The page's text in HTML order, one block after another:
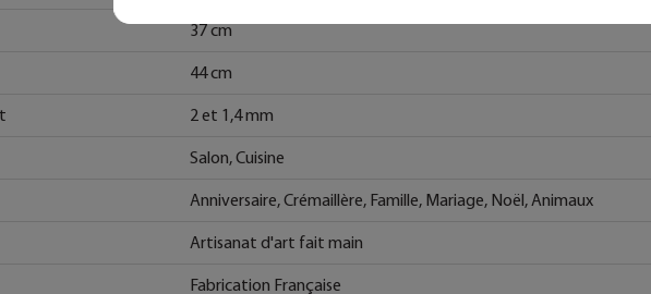
37 cm
44 cm
2 et 1,4 mm
Salon, Cuisine
Anniversaire, Crémaillère, Famille, Mariage, Noël, Animaux
Artisanat d'art fait main
Fabrication Française